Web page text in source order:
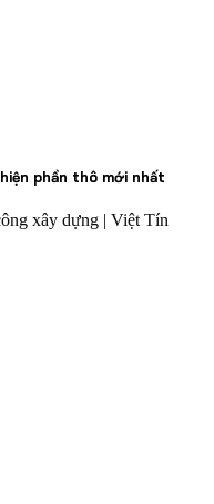
phần thô mới nhất